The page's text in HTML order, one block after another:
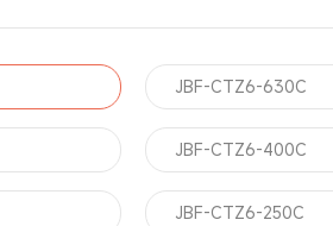
JBF-CTZ6-630C
JBF-CTZ6-400C
JBF-CTZ6-250C